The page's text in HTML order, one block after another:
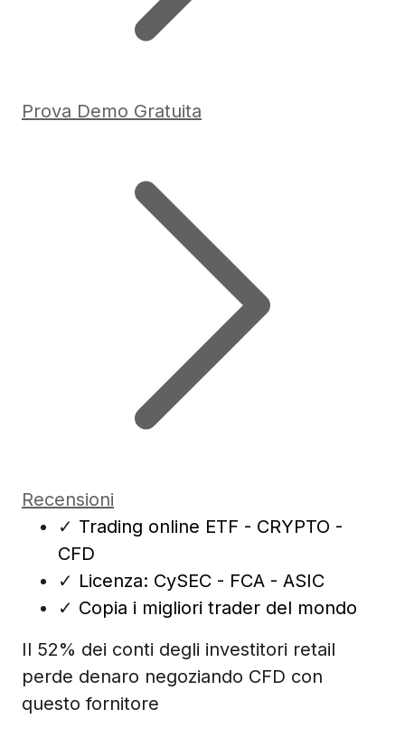
Prova Demo Gratuita
Recensioni
✓ Trading online ETF - CRYPTO -
CFD
✓ Licenza: CySEC - FCA - ASIC
✓ Copia i migliori trader del mondo
Il 52% dei conti degli investitori retail
perde denaro negoziando CFD con
questo fornitore